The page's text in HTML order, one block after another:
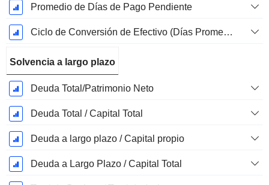
Promedio de Días de Pago Pendiente
Ciclo de Conversión de Efectivo (Días Promedio)
Solvencia a largo plazo
Deuda Total/Patrimonio Neto
Deuda Total / Capital Total
Deuda a largo plazo / Capital propio
Deuda a Largo Plazo / Capital Total